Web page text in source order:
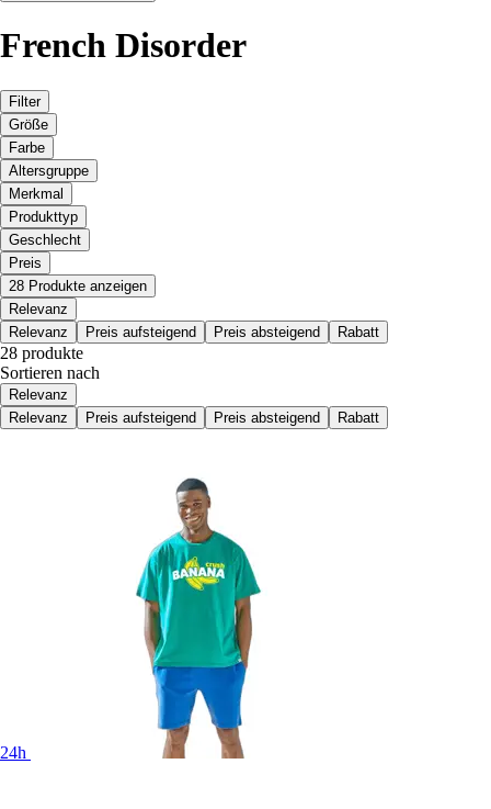
French Disorder
Filter
Größe
Farbe
Altersgruppe
Merkmal
Produkttyp
Geschlecht
Preis
28 Produkte anzeigen
Relevanz
Relevanz
Preis aufsteigend Preis absteigend Rabatt
28 produkte
Sortieren nach
Relevanz
Relevanz
Preis aufsteigend Preis absteigend Rabatt
24h